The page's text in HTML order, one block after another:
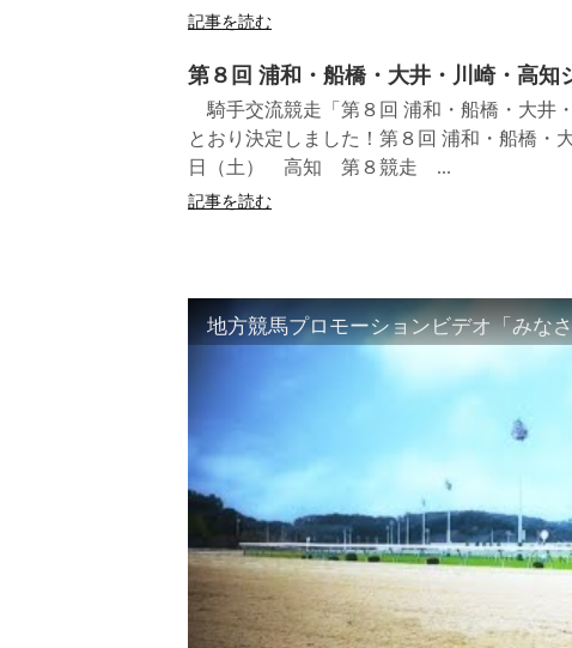
記事を読む
第８回 浦和・船橋・大井・川崎・高
騎手交流競走「第８回 浦和・船橋・大井
とおり決定しました！第８回 浦和・船橋・
日（土） 高知 第８競走 ...
記事を読む
地方競馬プロモーションビデオ「みな